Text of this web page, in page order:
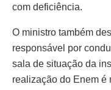
com deficiência.
O ministro também
responsável por
sala de situação da
realização do Enem é